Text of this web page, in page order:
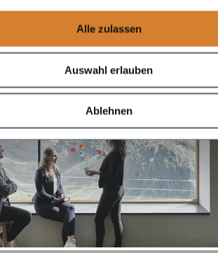
Alle zulassen
Auswahl erlauben
Ablehnen